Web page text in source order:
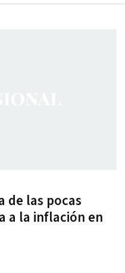
de las pocas
a la inflación en